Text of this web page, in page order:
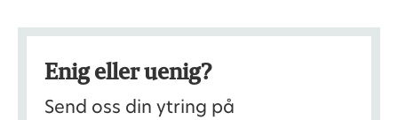
Enig eller uenig?
Send oss din ytring på